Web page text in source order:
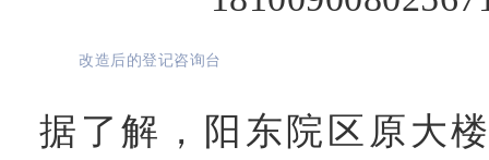
改造后的登记咨询台
据了解，阳东院区原大